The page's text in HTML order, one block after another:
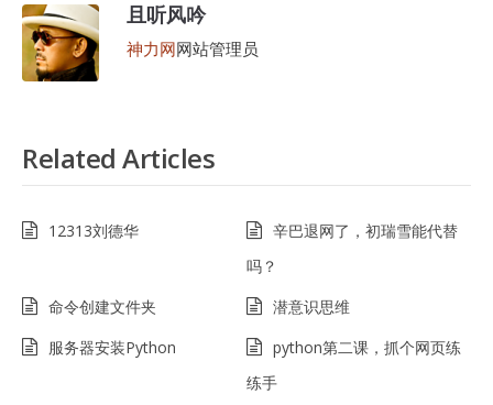
且听风吟
神力网网站管理员
Related Articles
12313刘德华
辛巴退网了，初瑞雪能代替
吗？
命令创建文件夹
潜意识思维
服务器安装Python
python第二课，抓个网页练
练手